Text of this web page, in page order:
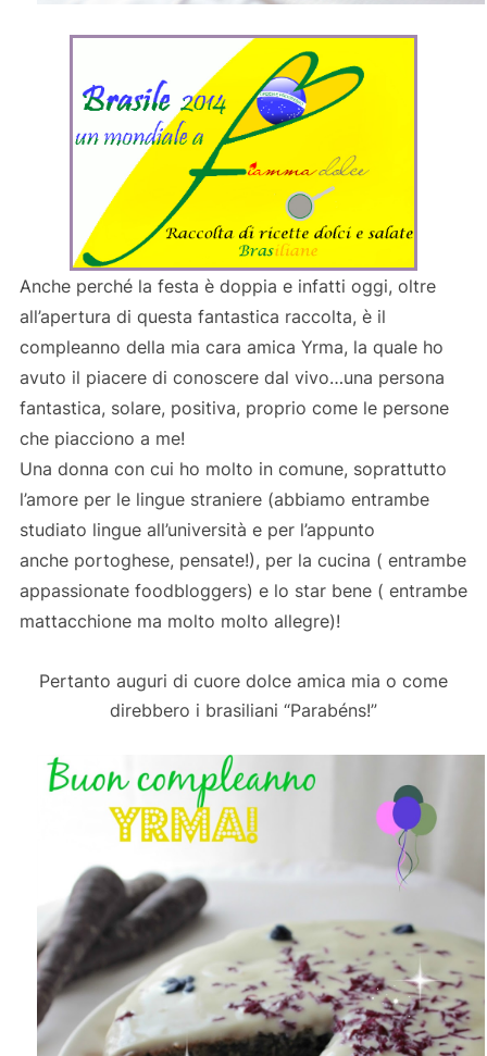
Anche perché la festa è doppia e infatti oggi, oltre
all’apertura di questa fantastica raccolta, è il
compleanno della mia cara amica Yrma, la quale ho
avuto il piacere di conoscere dal vivo…una persona
fantastica, solare, positiva, proprio come le persone
che piacciono a me!
Una donna con cui ho molto in comune, soprattutto
l’amore per le lingue straniere (abbiamo entrambe
studiato lingue all’università e per l’appunto
anche portoghese, pensate!), per la cucina ( entrambe
appassionate foodbloggers) e lo star bene ( entrambe
mattacchione ma molto molto allegre)!
Pertanto auguri di cuore dolce amica mia o come
direbbero i brasiliani “Parabéns!”